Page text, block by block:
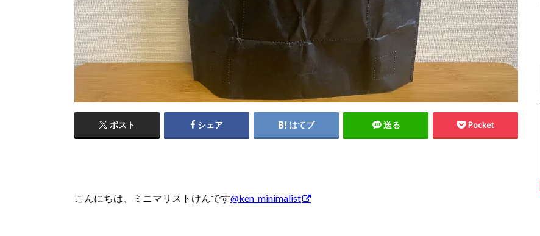
ポスト シェア はてブ 送る Pocket
こんにちは、ミニマリストけんです@ken_minimalist